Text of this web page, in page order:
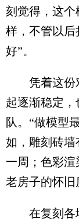
刻觉得，这
样，不管以
好”。
凭着这份对
起逐渐稳定，
队。“做模型
如，雕刻砖墙
一周；色彩渲
老房子的怀旧
在复刻各地